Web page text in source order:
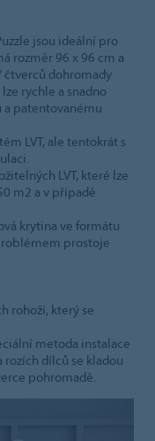
jsou ideální pro
rozměr 96 x 96 cm a
čtverců dohromady
rychle a snadno
a patentovanému
LVT, ale tentokrát s
LVT, které lze
m2 a v případě
krytina ve formátu
prostoje
rohoží, který se
metoda instalace
dílců se kladou
pohromadě.